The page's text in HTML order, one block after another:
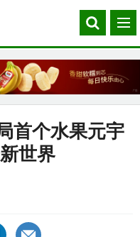
Search
our
菜
单
首个水果元宇
世界